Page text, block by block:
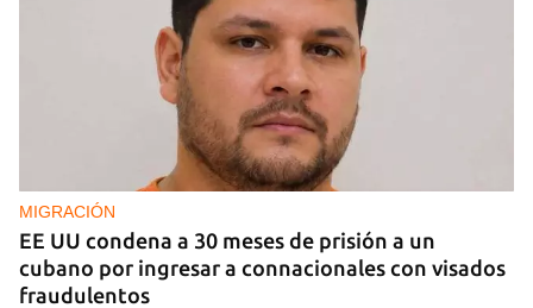
MIGRACIÓN
EE UU condena a 30 meses de prisión a un
cubano por ingresar a connacionales con visados
fraudulentos